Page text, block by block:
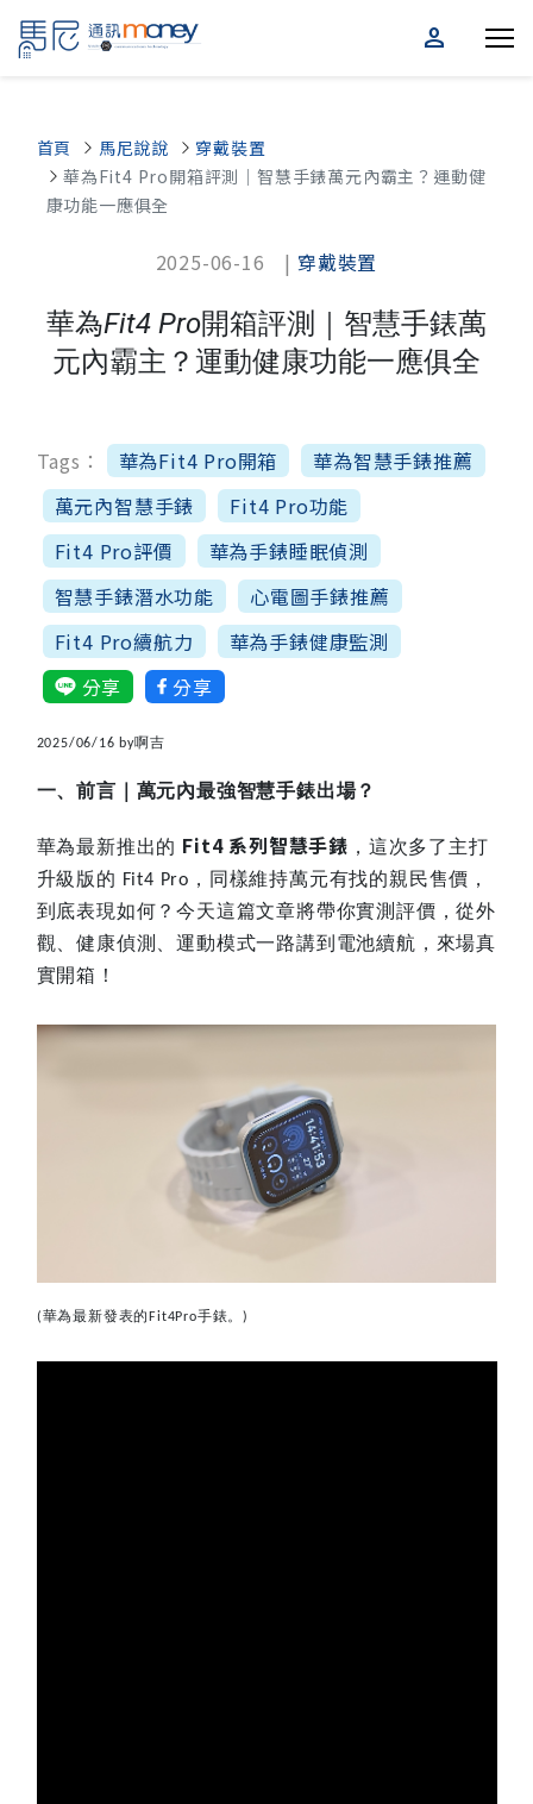
person
首頁 馬尼說說
穿戴裝置
華為Fit4 Pro開箱評測｜智慧手錶萬元內霸主？運動健
康功能一應俱全
2025-06-16 |穿戴裝置
華為Fit4 Pro開箱評測｜智慧手錶萬
元內霸主？運動健康功能一應俱全
Tags： 華為Fit4 Pro開箱
華為智慧手錶推薦
萬元內智慧手錶
Fit4 Pro功能
Fit4 Pro評價
華為手錶睡眠偵測
智慧手錶潛水功能
心電圖手錶推薦
Fit4 Pro續航力
華為手錶健康監測
分享
分享
2025/06/16 by啊吉
一、前言｜萬元內最強智慧手錶出場？
華為最新推出的 Fit4系列智慧手錶 ，這次多了主打
升級版的 Fit4 Pro ，同樣維持萬元有找的親民售價，
到底表現如何？今天這篇文章將帶你實測評價，從外
觀、健康偵測、運動模式一路講到電池續航，來場真
實開箱！
(華為最新發表的Fit4Pro手錶。)